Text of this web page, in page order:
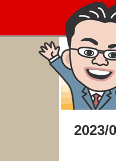
2023/